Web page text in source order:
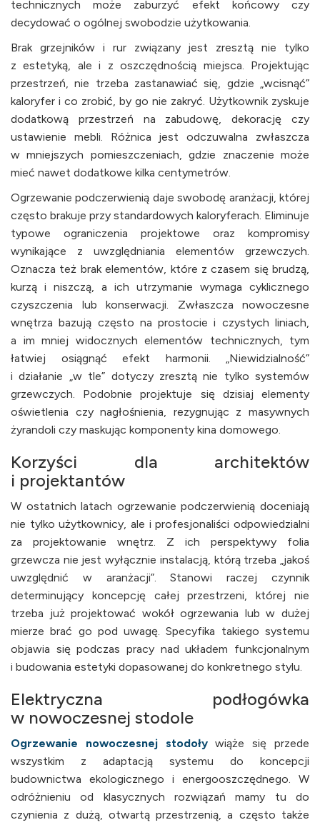
technicznych może zaburzyć efekt końcowy czy
decydować o ogólnej swobodzie użytkowania.
Brak grzejników i rur związany jest zresztą nie tylko
z estetyką, ale i z oszczędnością miejsca. Projektując
przestrzeń, nie trzeba zastanawiać się, gdzie „wcisnąć”
kaloryfer i co zrobić, by go nie zakryć. Użytkownik zyskuje
dodatkową przestrzeń na zabudowę, dekorację czy
ustawienie mebli. Różnica jest odczuwalna zwłaszcza
w mniejszych pomieszczeniach, gdzie znaczenie może
mieć nawet dodatkowe kilka centymetrów.
Ogrzewanie podczerwienią daje swobodę aranżacji, której
często brakuje przy standardowych kaloryferach. Eliminuje
typowe ograniczenia projektowe oraz kompromisy
wynikające z uwzględniania elementów grzewczych.
Oznacza też brak elementów, które z czasem się brudzą,
kurzą i niszczą, a ich utrzymanie wymaga cyklicznego
czyszczenia lub konserwacji. Zwłaszcza nowoczesne
wnętrza bazują często na prostocie i czystych liniach,
a im mniej widocznych elementów technicznych, tym
łatwiej osiągnąć efekt harmonii. „Niewidzialność”
i działanie „w tle” dotyczy zresztą nie tylko systemów
grzewczych. Podobnie projektuje się dzisiaj elementy
oświetlenia czy nagłośnienia, rezygnując z masywnych
żyrandoli czy maskując komponenty kina domowego.
Korzyści dla architektów
i projektantów
W ostatnich latach ogrzewanie podczerwienią doceniają
nie tylko użytkownicy, ale i profesjonaliści odpowiedzialni
za projektowanie wnętrz. Z ich perspektywy folia
grzewcza nie jest wyłącznie instalacją, którą trzeba „jakoś
uwzględnić w aranżacji”. Stanowi raczej czynnik
determinujący koncepcję całej przestrzeni, której nie
trzeba już projektować wokół ogrzewania lub w dużej
mierze brać go pod uwagę. Specyfika takiego systemu
objawia się podczas pracy nad układem funkcjonalnym
i budowania estetyki dopasowanej do konkretnego stylu.
Elektryczna podłogówka
w nowoczesnej stodole
Ogrzewanie nowoczesnej stodoływiąże się przede
wszystkim z adaptacją systemu do koncepcji
budownictwa ekologicznego i energooszczędnego. W
odróżnieniu od klasycznych rozwiązań mamy tu do
czynienia z dużą, otwartą przestrzenią, a często także